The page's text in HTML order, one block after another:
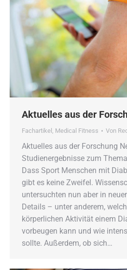
Aktuelles aus der
Fachartikel , Medical Fitness Von
Aktuelles aus der Forschung
Studienergebnisse zum
Dass Sport Menschen mit
gibt es keine Zweifel.
untersuchten nun aber in
Details – unter anderem,
körperlichen Aktivität einem
vorbeugen kann und wie
sollte. Außerdem, ob sich…